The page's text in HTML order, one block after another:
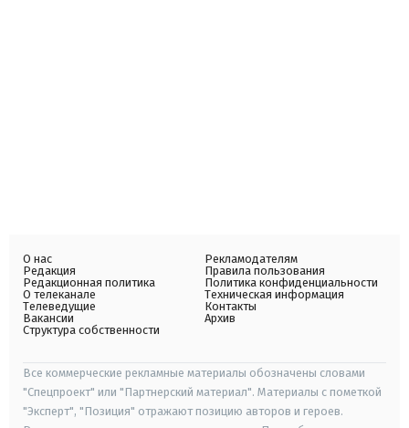
О нас
Редакция
Редакционная политика
О телеканале
Телеведущие
Вакансии
Структура собственности
Рекламодателям
Правила пользования
Политика конфиденциальности
Техническая информация
Контакты
Архив
Все коммерческие рекламные материалы обозначены словами
"Спецпроект" или "Партнерский материал". Материалы с пометкой
"Эксперт", "Позиция" отражают позицию авторов и героев.